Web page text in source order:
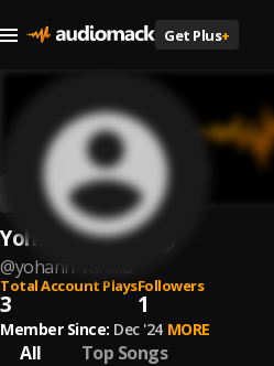
Get Plus+
Yohann Varella
@yohann-varella
Total Account Plays
3
Followers
1
Member Since: Dec '24 MORE
All Top Songs